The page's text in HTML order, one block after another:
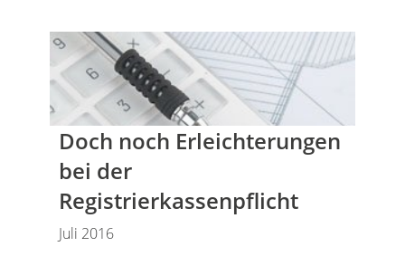
Doch noch Erleichterungen
bei der
Registrierkassenpflicht
Juli 2016